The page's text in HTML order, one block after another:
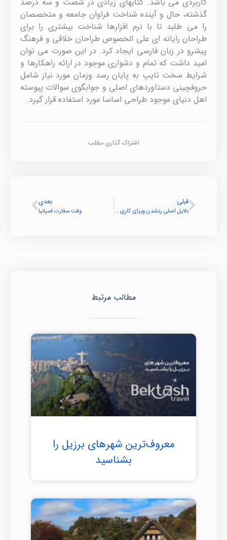
گذشته، حال و آینده شناخت فراوان جامعه و متخصصان
را می طلبد تا با نرم افزارها شناخت بیشتری را برای
طراحان رایانه ای علی الخصوص طراحان خلاقی و فرهنگ
پیشرو در زبان فارسی ایجاد کرد. در این صورت می توان
امید داشت که تمام و دشواری موجود در ارائه راهکارها و
شرایط سخت تایپ به پایان رسد وزمان مورد نیاز شامل
حروفچینی دستاوردهای اصلی و جوابگوی سوالات پیوسته
اهل دنیای موجود طراحی اساسا مورد استفاده قرار گیرد.
اشتراک گذاری مطلب
قبلی
دلایل اصلی ردشدن ویزای کاری کانادا
بعدی
وقت سفارت اسپانیا
مطالب مرتبط
معروف‌ترین شهرهای برزیل را
بشناسید